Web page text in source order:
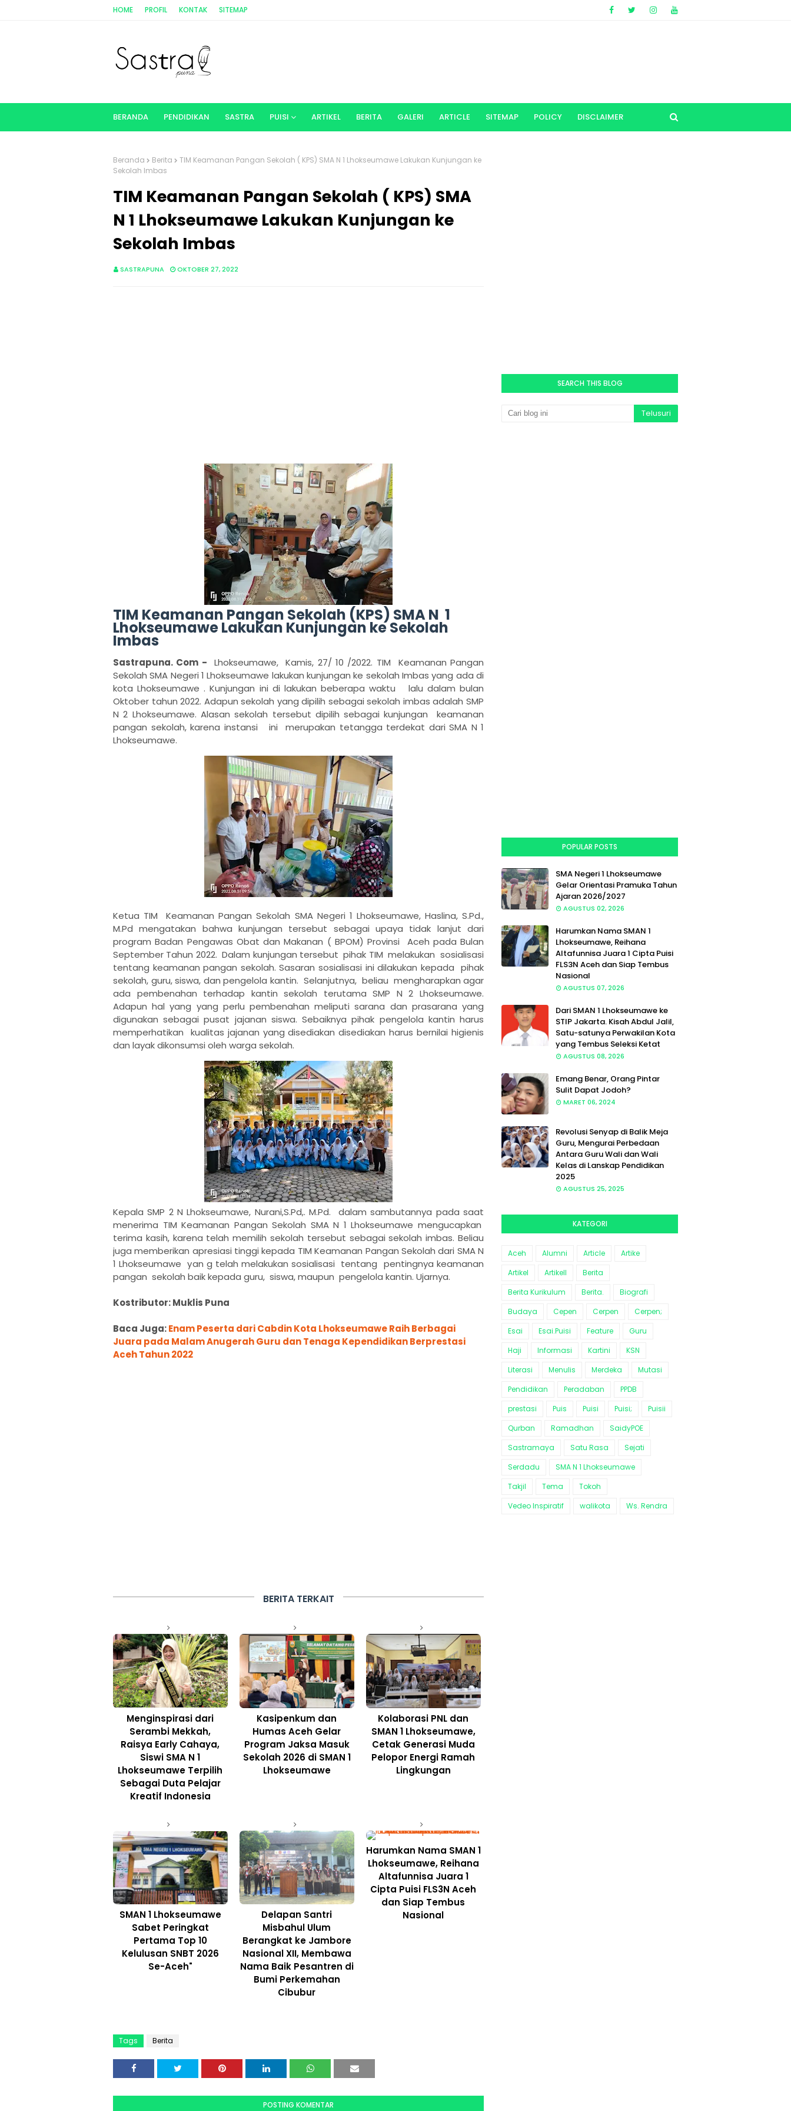
HOME PROFIL KONTAK SITEMAP
BERANDA PENDIDIKAN SASTRA PUISI ARTIKEL BERITA GALERI ARTICLE SITEMAP POLICY DISCLAIMER
Beranda Berita
TIM Keamanan Pangan Sekolah ( KPS) SMA N 1 Lhokseumawe Lakukan Kunjungan ke
Sekolah Imbas
TIM Keamanan Pangan Sekolah ( KPS) SMA
N 1 Lhokseumawe Lakukan Kunjungan ke
Sekolah Imbas
SASTRAPUNA OKTOBER 27, 2022
TIM Keamanan Pangan Sekolah (KPS) SMA N 1
Lhokseumawe Lakukan Kunjungan ke Sekolah
Imbas
Sastrapuna. Com -
Lhokseumawe, Kamis, 27/ 10 /2022. TIM Keamanan Pangan
Sekolah SMA Negeri 1 Lhokseumawe lakukan kunjungan ke sekolah Imbas yang ada di
kota Lhokseumawe . Kunjungan ini di lakukan beberapa waktu lalu dalam bulan
Oktober tahun 2022. Adapun sekolah yang dipilih sebagai sekolah imbas adalah SMP
N 2 Lhokseumawe. Alasan sekolah tersebut dipilih sebagai kunjungan keamanan
pangan sekolah, karena instansi ini merupakan tetangga terdekat dari SMA N 1
Lhokseumawe.
Ketua TIM Keamanan Pangan Sekolah SMA Negeri 1 Lhokseumawe, Haslina, S.Pd.,
M.Pd mengatakan bahwa kunjungan tersebut sebagai upaya tidak lanjut dari
program Badan Pengawas Obat dan Makanan ( BPOM) Provinsi Aceh pada Bulan
September Tahun 2022. Dalam kunjungan tersebut pihak TIM melakukan sosialisasi
tentang keamanan pangan sekolah. Sasaran sosialisasi ini dilakukan kepada pihak
sekolah, guru, siswa, dan pengelola kantin. Selanjutnya, beliau mengharapkan agar
ada pembenahan terhadap kantin sekolah terutama SMP N 2 Lhokseumawe.
Adapun hal yang yang perlu pembenahan meliputi sarana dan prasarana yang
digunakan sebagai pusat jajanan siswa. Sebaiknya pihak pengelola kantin harus
memperhatikan kualitas jajanan yang disediakan disediakan harus bernilai higienis
dan layak dikonsumsi oleh warga sekolah.
Kepala SMP 2 N Lhokseumawe, Nurani,S.Pd,. M.Pd. dalam sambutannya pada saat
menerima TIM Keamanan Pangan Sekolah SMA N 1 Lhokseumawe mengucapkan
terima kasih, karena telah memilih sekolah tersebut sebagai sekolah imbas. Beliau
juga memberikan apresiasi tinggi kepada TIM Keamanan Pangan Sekolah dari SMA N
1 Lhokseumawe yan g telah melakukan sosialisasi tentang pentingnya keamanan
pangan sekolah baik kepada guru, siswa, maupun pengelola kantin. Ujarnya.
Kostributor: Muklis Puna
Baca Juga:Enam Peserta dari Cabdin Kota Lhokseumawe Raih Berbagai
Juara pada Malam Anugerah Guru dan Tenaga Kependidikan Berprestasi
Aceh Tahun 2022
BERITA TERKAIT
Menginspirasi dari
Serambi Mekkah,
Raisya Early Cahaya,
Siswi SMA N 1
Lhokseumawe Terpilih
Sebagai Duta Pelajar
Kreatif Indonesia
Kasipenkum dan
Humas Aceh Gelar
Program Jaksa Masuk
Sekolah 2026 di SMAN 1
Lhokseumawe
Kolaborasi PNL dan
SMAN 1 Lhokseumawe,
Cetak Generasi Muda
Pelopor Energi Ramah
Lingkungan
SMAN 1 Lhokseumawe
Sabet Peringkat
Pertama Top 10
Kelulusan SNBT 2026
Se-Aceh"
Delapan Santri
Misbahul Ulum
Berangkat ke Jambore
Nasional XII, Membawa
Nama Baik Pesantren di
Bumi Perkemahan
Cibubur
Harumkan Nama SMAN 1
Lhokseumawe, Reihana
Altafunnisa Juara 1
Cipta Puisi FLS3N Aceh
dan Siap Tembus
Nasional
Tags Berita
POSTING KOMENTAR
SEARCH THIS BLOG
POPULAR POSTS
SMA Negeri 1 Lhokseumawe
Gelar Orientasi Pramuka Tahun
Ajaran 2026/2027
AGUSTUS 02, 2026
Harumkan Nama SMAN 1
Lhokseumawe, Reihana
Altafunnisa Juara 1 Cipta Puisi
FLS3N Aceh dan Siap Tembus
Nasional
AGUSTUS 07, 2026
Dari SMAN 1 Lhokseumawe ke
STIP Jakarta. Kisah Abdul Jalil,
Satu-satunya Perwakilan Kota
yang Tembus Seleksi Ketat
AGUSTUS 08, 2026
Emang Benar, Orang Pintar
Sulit Dapat Jodoh?
MARET 06, 2024
Revolusi Senyap di Balik Meja
Guru, Mengurai Perbedaan
Antara Guru Wali dan Wali
Kelas di Lanskap Pendidikan
2025
AGUSTUS 25, 2025
KATEGORI
Aceh Alumni Article
Artike
Artikel
Artikell
Berita
Berita Kurikulum
Berita.
Biografi
Budaya
Cepen Cerpen
Cerpen;
Esai
Esai.Puisi Feature
Guru
Haji
Informasi Kartini
KSN
Literasi
Menulis Merdeka
Mutasi
Pendidikan
Peradaban
PPDB
prestasi
Puis Puisi Puisi;
Puisii
Qurban
Ramadhan
SaidyPOE
Sastramaya
Satu Rasa
Sejati
Serdadu
SMA N 1 Lhokseumawe
Takjil
Tema
Tokoh
Vedeo Inspiratif
walikota Ws. Rendra